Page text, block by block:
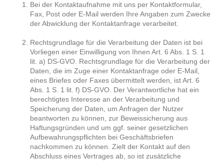
Bei der Kontaktaufnahme mit uns per Kontaktformular,
Fax, Post oder E-Mail werden Ihre Angaben zum Zwecke
der Abwicklung der Kontaktanfrage verarbeitet.
Rechtsgrundlage für die Verarbeitung der Daten ist bei
Vorliegen einer Einwilligung von Ihnen Art. 6 Abs. 1 S. 1
lit. a) DS-GVO. Rechtsgrundlage für die Verarbeitung der
Daten, die im Zuge einer Kontaktanfrage oder E-Mail,
eines Briefes oder Faxes übermittelt werden, ist Art. 6
Abs. 1 S. 1 lit. f) DS-GVO. Der Verantwortliche hat ein
berechtigtes Interesse an der Verarbeitung und
Speicherung der Daten, um Anfragen der Nutzer
beantworten zu können, zur Beweissicherung aus
Haftungsgründen und um ggf. seiner gesetzlichen
Aufbewahrungspflichten bei Geschäftsbriefen
nachkommen zu können. Zielt der Kontakt auf den
Abschluss eines Vertrages ab, so ist zusätzliche